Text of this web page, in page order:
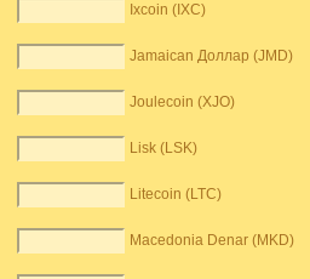
Ixcoin (IXC)
Jamaican Доллар (JMD)
Joulecoin (XJO)
Lisk (LSK)
Litecoin (LTC)
Macedonia Denar (MKD)